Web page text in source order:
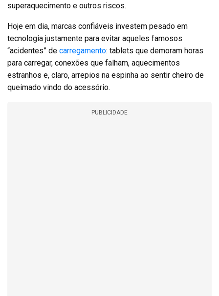
superaquecimento e outros riscos.
Hoje em dia, marcas confiáveis investem pesado em
tecnologia justamente para evitar aqueles famosos
“acidentes” de carregamento: tablets que demoram horas
para carregar, conexões que falham, aquecimentos
estranhos e, claro, arrepios na espinha ao sentir cheiro de
queimado vindo do acessório.
PUBLICIDADE